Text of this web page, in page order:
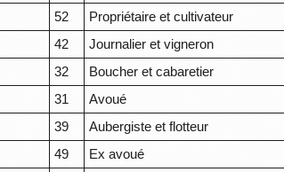
52 Propriétaire et cultivateur
42 Journalier et vigneron
32 Boucher et cabaretier
31 Avoué
39 Aubergiste et flotteur
49 Ex avoué